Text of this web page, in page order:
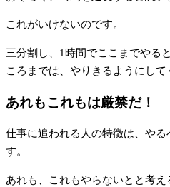
これがいけないのです。
三分割し、1時間でここまでやる
ころまでは、やりきるようにして
あれもこれもは厳禁だ！
仕事に追われる人の特徴は、や
す。
あれも、これもやらないとと考え